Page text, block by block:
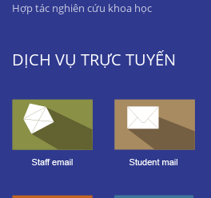
Hợp tác nghiên cứu khoa học
DỊCH VỤ TRỰC TUYẾN